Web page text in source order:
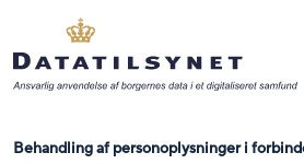
Behandling af personoplysninger i